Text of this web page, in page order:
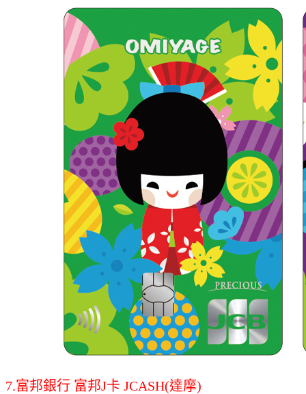
7.富邦銀行 富邦J卡 JCASH(達摩)